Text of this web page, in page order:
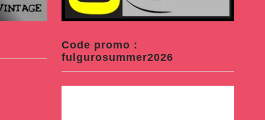
Code promo :
fulgurosummer2026